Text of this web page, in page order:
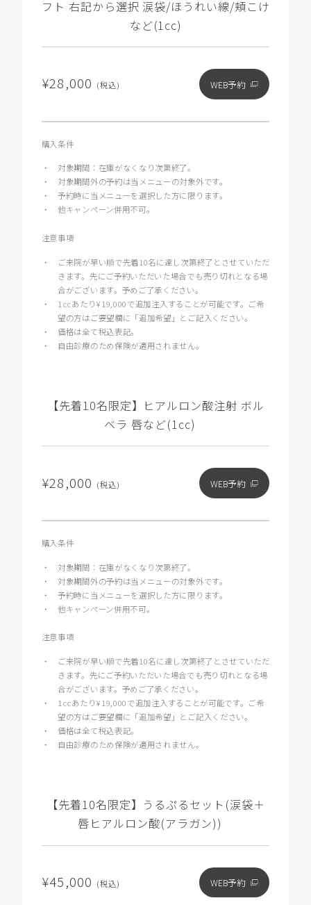
フト 右記から選択 涙袋/ほうれい線/頬こけ
など(1cc)
¥28,000 (税込) WEB予約
購入条件
・ 対象期間：在庫がなくなり次第終了。
・ 対象期間外の予約は当メニューの対象外です。
・予約時に当メニューを選択した方に限ります。
・他キャンペーン併用不可。
注意事項
・
ご来院が早い順で先着10名に達し次第終了とさせていただ
きます。先にご予約いただいた場合でも売り切れとなる場
合がございます。予めご了承ください。
・
1ccあたり¥19,000で追加注入することが可能です。ご希
望の方はご要望欄に「追加希望」とご記入ください。
・価格は全て税込表記。
・
自由診療のため保険が適用されません。
【先着10名限定】ヒアルロン酸注射 ボル
ベラ 唇など(1cc)
¥28,000 (税込) WEB予約
購入条件
・ 対象期間：在庫がなくなり次第終了。
・ 対象期間外の予約は当メニューの対象外です。
・予約時に当メニューを選択した方に限ります。
・他キャンペーン併用不可。
注意事項
・
ご来院が早い順で先着10名に達し次第終了とさせていただ
きます。先にご予約いただいた場合でも売り切れとなる場
合がございます。予めご了承ください。
・ 1ccあたり¥19,000で追加注入することが可能です。ご希
望の方はご要望欄に「追加希望」とご記入ください。
・価格は全て税込表記。
・
自由診療のため保険が適用されません。
【先着10名限定】うるぷるセット(涙袋＋
唇ヒアルロン酸(アラガン))
¥45,000 (税込) WEB予約